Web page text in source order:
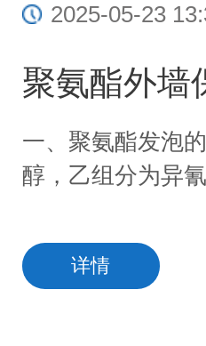
2025-05-23
聚氨酯外墙
一、聚氨酯发泡
醇，乙组分为异
详情